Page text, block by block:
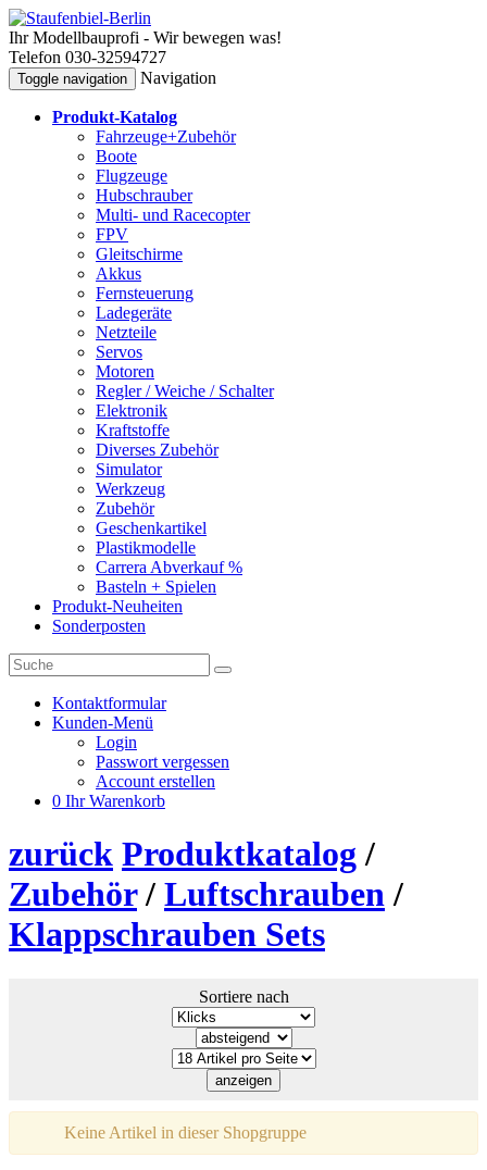
Ihr Modellbauprofi - Wir bewegen was!
Telefon 030-32594727
Toggle navigation Navigation
Produkt-Katalog
Fahrzeuge+Zubehör
Boote
Flugzeuge
Hubschrauber
Multi- und Racecopter
FPV
Gleitschirme
Akkus
Fernsteuerung
Ladegeräte
Netzteile
Servos
Motoren
Regler / Weiche / Schalter
Elektronik
Kraftstoffe
Diverses Zubehör
Simulator
Werkzeug
Zubehör
Geschenkartikel
Plastikmodelle
Carrera Abverkauf %
Basteln + Spielen
Produkt-Neuheiten
Sonderposten
Kontaktformular
Kunden-Menü
Login
Passwort vergessen
Account erstellen
0 Ihr Warenkorb
zurück Produktkatalog/
Zubehör/ Luftschrauben/
Klappschrauben Sets
Sortiere nach
Keine Artikel in dieser Shopgruppe